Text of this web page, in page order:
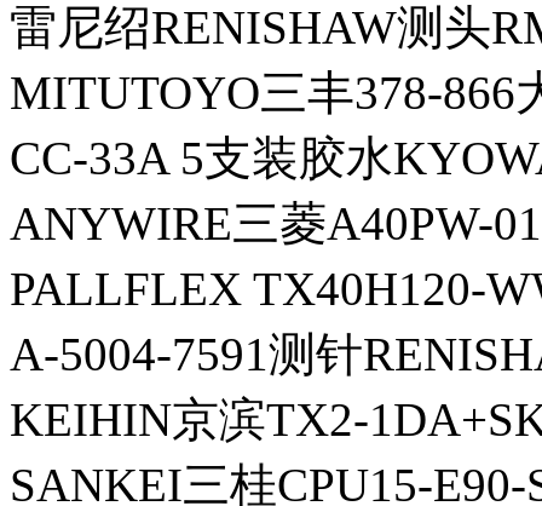
雷尼绍RENISHAW测头
MITUTOYO三丰378-866
CC-33A 5支装胶水
ANYWIRE三菱A40PW-
PALLFLEX TX40H120-
A-5004-7591测针
KEIHIN京滨TX2-
SANKEI三桂CPU15-E90-